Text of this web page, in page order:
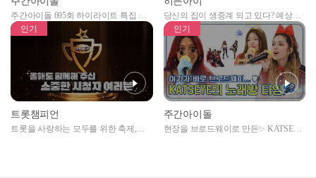
주간아이돌 695회 하이라이트 특집 남
자아이돌편 예고
당신의 집이 생중계 되고 있다? 예상치
못한 곳에서 일어나는 불법촬영 범죄!
인기
트롯챔피언
트롯을 사랑하는 모두를 위한 축제,
인기
주간아이돌
현장을 브로드웨이로 만든✨ KATSEYE